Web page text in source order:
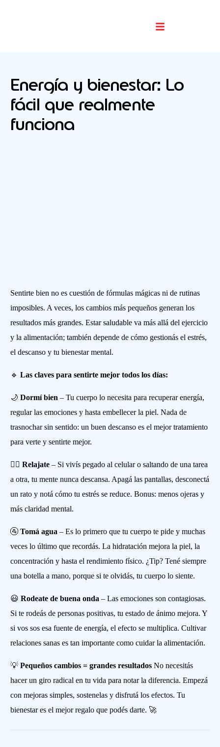
Energía y bienestar: Lo
fácil que realmente
funciona
Sentirte bien no es cuestión de fórmulas mágicas ni de rutinas
imposibles. A veces, los cambios más pequeños generan los
resultados más grandes. Estar saludable va más allá del ejercicio
y la alimentación; también depende de cómo gestionás el estrés,
el descanso y tu bienestar mental.
🔹Las claves para sentirte mejor todos los días:
🌙Dormí bien – Tu cuerpo lo necesita para recuperar energía,
regular las emociones y hasta embellecer la piel. Nada de
trasnochar sin sentido: un buen descanso es el mejor tratamiento
para verte y sentirte mejor.
🧘‍♂️Relajate – Si vivís pegado al celular o saltando de una tarea
a otra, tu mente nunca descansa. Apagá las pantallas, desconectá
un rato y notá cómo tu estrés se reduce. Bonus: menos ojeras y
más claridad mental.
🚰Tomá agua – Es lo primero que tu cuerpo te pide y muchas
veces lo último que recordás. La hidratación mejora la piel, la
concentración y hasta el rendimiento físico. ¿Tip? Tené siempre
una botella a mano, porque si te olvidás, tu cuerpo lo siente.
😃Rodeate de buena onda – Las emociones son contagiosas.
Si te rodeás de personas positivas, tu estado de ánimo mejora. Y
si vos sos esa fuente de energía, el efecto se multiplica. Cultivar
relaciones sanas es tan importante como cuidar la alimentación.
💡Pequeños cambios = grandes resultados No necesitás
hacer un giro radical en tu vida para notar la diferencia. Empezá
con mejoras simples, sostenelas y disfrutá los efectos. Tu
bienestar es el mejor regalo que podés darte. 🚀